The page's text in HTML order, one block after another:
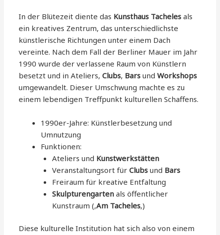
In der Blütezeit diente das Kunsthaus Tacheles als
ein kreatives Zentrum, das unterschiedlichste
künstlerische Richtungen unter einem Dach
vereinte. Nach dem Fall der Berliner Mauer im Jahr
1990 wurde der verlassene Raum von Künstlern
besetzt und in Ateliers,Clubs, Bars undWorkshops
umgewandelt. Dieser Umschwung machte es zu
einem lebendigen Treffpunkt kulturellen Schaffens.
1990er-Jahre: Künstlerbesetzung und
Umnutzung
Funktionen:
Ateliers und Kunstwerkstätten
Veranstaltungsort für Clubsund Bars
Freiraum für kreative Entfaltung
Skulpturengartenals öffentlicher
Kunstraum (‚Am Tacheles‚)
Diese kulturelle Institution hat sich also von einem